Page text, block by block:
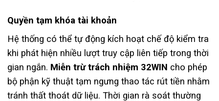
Quyền tạm khóa tài khoản
Hệ thống có thể tự động kích hoạt chế độ kiểm tra
khi phát hiện nhiều lượt truy cập liên tiếp trong thời
gian ngắn. Miễn trừ trách nhiệm 32WIN cho phép
bộ phận kỹ thuật tạm ngưng thao tác rút tiền nhằm
tránh thất thoát dữ liệu. Thời gian rà soát thường